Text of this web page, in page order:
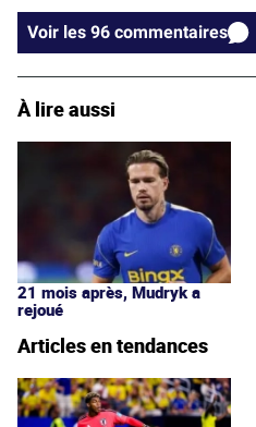
Voir les 96 commentaires
À lire aussi
21 mois après, Mudryk a
rejoué
Articles en tendances